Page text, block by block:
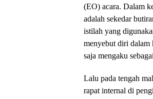
(EO) acara. Dalam
adalah sekedar
istilah yang
menyebut diri dalam
saja mengaku
Lalu pada tengah
rapat internal di